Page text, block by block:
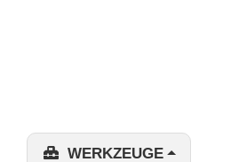
WERKZEUGE